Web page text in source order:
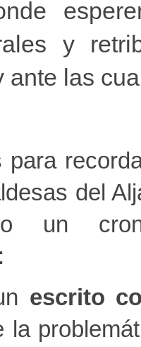
y
ante las
para
del
un
escrito
la